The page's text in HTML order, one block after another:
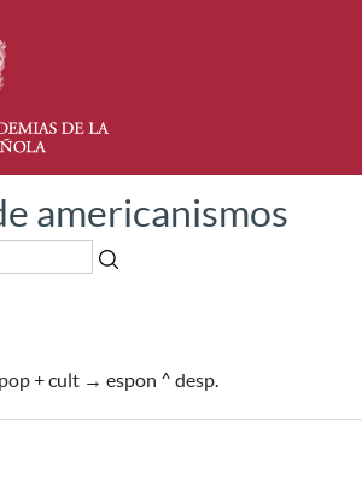
americanismos
+ cult → espon ^ desp.